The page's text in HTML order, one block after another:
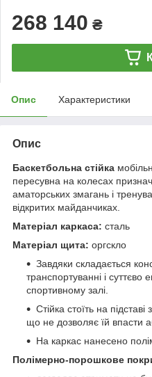
268 140 ₴
Опис Характеристики
Опис
Баскетбольна стійка
пересувна на колесах
аматорських змагань і
відкритих майданчиках.
Матеріал каркаса: сталь
Матеріал щита: оргскло
Завдяки складається
транспортуванні і суттєво
спортивному залі.
Стійка стоїть на
що не дозволяє їй впасти
На каркас нанесено
Полімерно-порошкове